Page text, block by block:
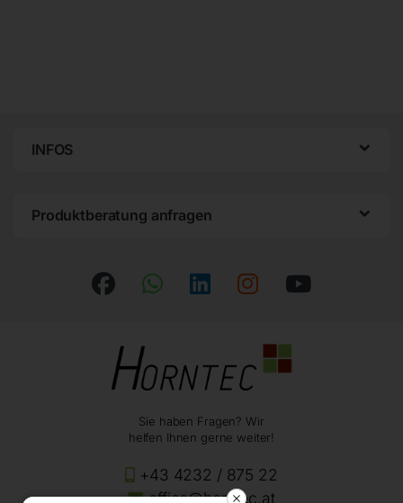
INFOS
Produktberatung anfragen
Sie haben Fragen? Wir
helfen Ihnen gerne weiter!
+43 4232 / 875 22
office@horntec.at